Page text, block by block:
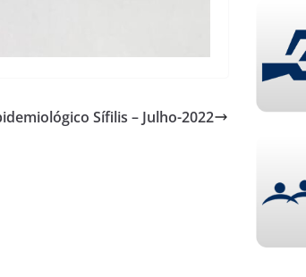
Sífilis – Julho-2022